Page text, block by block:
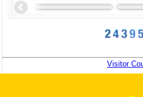
Visitor